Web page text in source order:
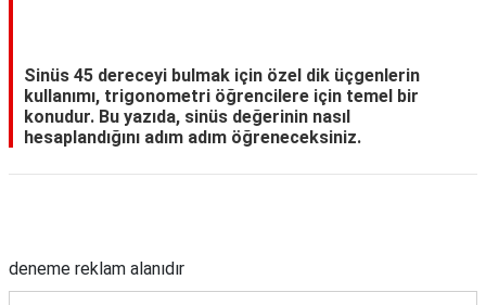
Sinüs 45 dereceyi bulmak için özel dik üçgenlerin
kullanımı, trigonometri öğrencilere için temel bir
konudur. Bu yazıda, sinüs değerinin nasıl
hesaplandığını adım adım öğreneceksiniz.
deneme reklam alanıdır